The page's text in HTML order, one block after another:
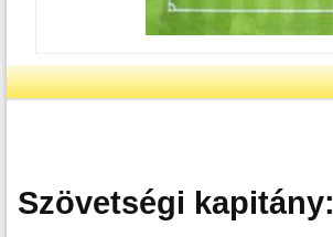
Szövetségi kapitány: